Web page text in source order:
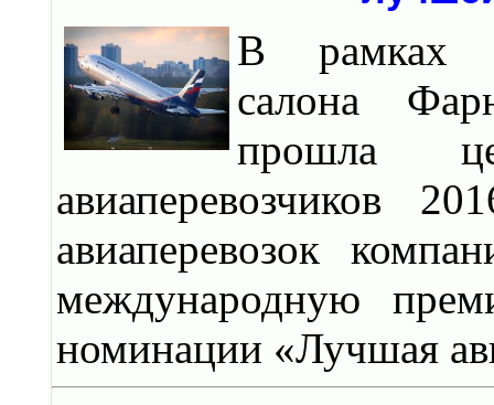
В рамках
салона
прошла
авиаперевозчиков
авиаперевозок
международную
номинации «Лучшая